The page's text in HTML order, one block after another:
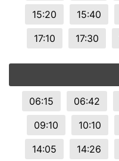
15:20
15:40
17:10
17:30
06:15 06:42
09:10
10:10
14:05
14:26